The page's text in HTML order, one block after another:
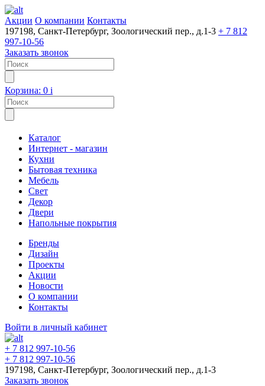
Акции О компании Контакты
197198, Санкт-Петербург, Зоологический пер., д.1-3 + 7 812
997-10-56
Заказать звонок
Корзина: 0 i
Каталог
Интернет - магазин
Кухни
Бытовая техника
Мебель
Свет
Декор
Двери
Напольные покрытия
Бренды
Дизайн
Проекты
Акции
Новости
О компании
Контакты
Войти в личный кабинет
+ 7 812 997-10-56
+ 7 812 997-10-56
197198, Санкт-Петербург, Зоологический пер., д.1-3
Заказать звонок